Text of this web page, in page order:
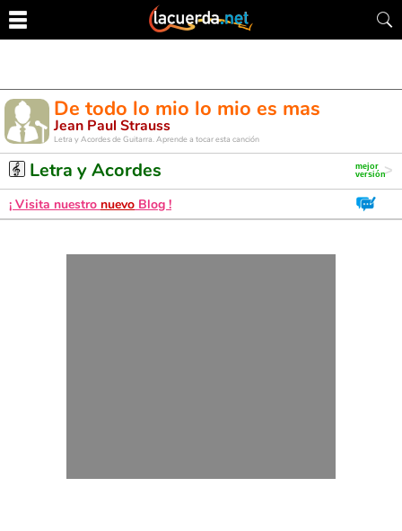
De todo lo mio lo mio es mas
Jean Paul Strauss
Letra y Acordes de Guitarra. Aprende a tocar esta canción
Letra y Acordes
¡ Visita nuestro nuevo Blog !